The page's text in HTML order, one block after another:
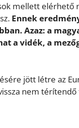
mellett elérhető
Ennek
Azaz: a
vidék, a
jött létre az
nem térítendő